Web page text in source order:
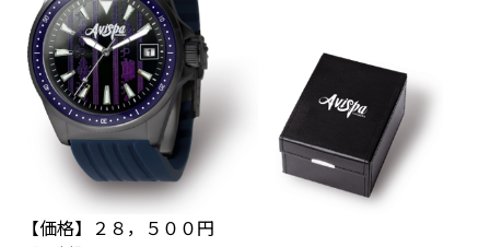
【価格】２８，５００円